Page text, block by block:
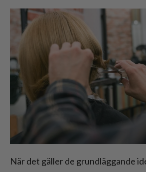
När det gäller de grundläggande